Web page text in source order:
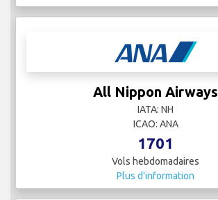
All Nippon Airways
IATA: NH
ICAO: ANA
1701
Vols hebdomadaires
Plus d'information